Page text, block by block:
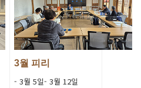
3월 피리
- 3월 5일- 3월 12일